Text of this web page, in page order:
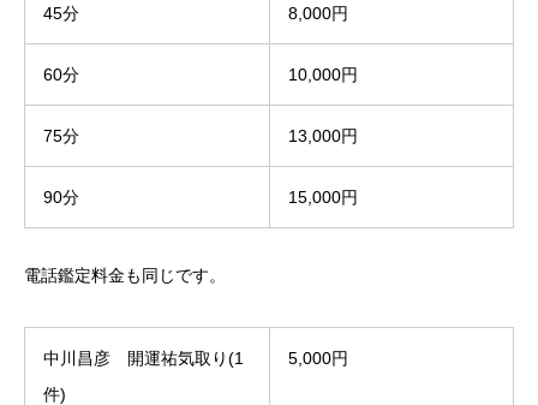
45分 8,000円
60分 10,000円
75分 13,000円
90分 15,000円
電話鑑定料金も同じです。
中川昌彦 開運祐気取り(1
件)
5,000円